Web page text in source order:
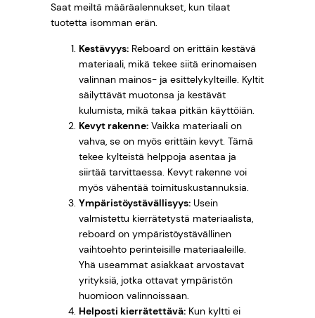
Saat meiltä määräalennukset, kun tilaat
tuotetta isomman erän.
Kestävyys: Reboard on erittäin kestävä
materiaali, mikä tekee siitä erinomaisen
valinnan mainos- ja esittelykylteille. Kyltit
säilyttävät muotonsa ja kestävät
kulumista, mikä takaa pitkän käyttöiän.
Kevyt rakenne: Vaikka materiaali on
vahva, se on myös erittäin kevyt. Tämä
tekee kylteistä helppoja asentaa ja
siirtää tarvittaessa. Kevyt rakenne voi
myös vähentää toimituskustannuksia.
Ympäristöystävällisyys: Usein
valmistettu kierrätetystä materiaalista,
reboard on ympäristöystävällinen
vaihtoehto perinteisille materiaaleille.
Yhä useammat asiakkaat arvostavat
yrityksiä, jotka ottavat ympäristön
huomioon valinnoissaan.
Helposti kierrätettävä: Kun kyltti ei